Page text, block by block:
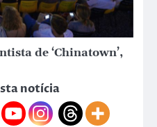
de ‘Chinatown’,
notícia